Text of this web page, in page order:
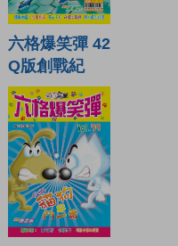
六格爆笑彈 42
Q版創戰紀